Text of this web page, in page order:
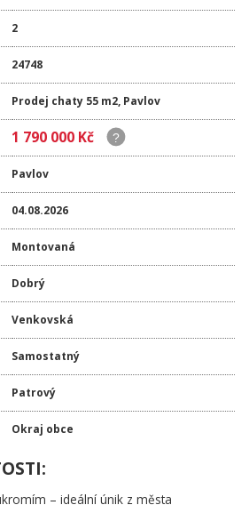
/ HYPOTÉKA
2
24748
Prodej chaty 55 m2, Pavlov
1 790 000 Kč
Pavlov
04.08.2026
Montovaná
Dobrý
Venkovská
Samostatný
Patrový
Okraj obce
– ideální únik z města